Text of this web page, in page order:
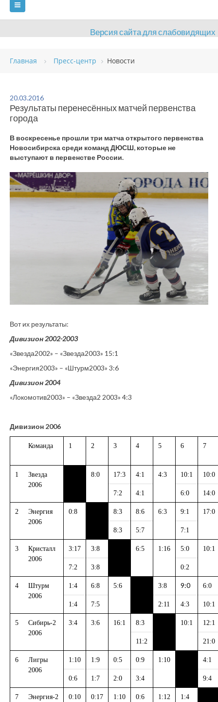
Версия сайта для слабовидящих
ГЛАВНАЯ
ВИДЫ СПОРТА
ОБЪЕКТЫ
ОЦЕНКА КАЧЕСТВА ОБРАЗОВАНИЯ ВАКАНСИИ
ПЛАТНЫЕ УСЛУГИ КОНТАКТЫ
Главная Пресс-центр Новости
20.03.2016
Результаты перенесённых матчей первенства
города
В воскресенье прошли три матча открытого первенства
Новосибирска среди команд ДЮСШ, которые не
выступают в первенстве России.
Вот их результаты:
Дивизион 2002-2003
«Звезда2002» – «Звезда2003» 15:1
«Энергия2003» – «Штурм2003» 3:6
Дивизион 2004
«Локомотив2003» – «Звезда2 2003» 4:3
Дивизион 2006
Команда 1 2 3 4 5 6 7
1
Звезда
2006
8:0 17:3 4:1 4:3 10:1 10:0
7:2 4:1 6:0 14:0
2
Энергия
2006
0:8 8:3 8:6 6:3 9:1 17:0
8:3 5:7 7:1
3
Кристалл
2006
3:17 3:8 6:5 1:16 5:0 10:1
7:2 3:8 0:2
4
Штурм
2006
1:4 6:8 5:6 3:8 9:0 6:0
1:4 7:5 2:11 4:3 10:1
5
Сибирь-2
2006
3:4 3:6 16:1 8:3 10:1 12:1
11:2 21:0
6
Лигры
2006
1:10 1:9 0:5 0:9 1:10 4:1
0:6 1:7 2:0 3:4 9:4
7
Энергия-2
0:10 0:17 1:10 0:6 1:12 1:4